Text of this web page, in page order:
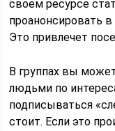
своем ресурсе
проанонсировать
Это привлечет
В группах вы
людьми по
подписываться
стоит. Если это